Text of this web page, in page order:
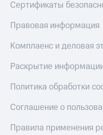
Сертификаты
Правовая информация
Комплаенс и деловая
Раскрытие
Политика обработки
Соглашение о
Правила применения